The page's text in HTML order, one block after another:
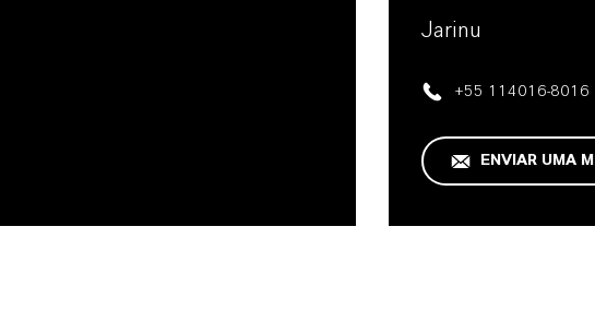
Jarinu
+55 114016-8016
ENVIAR UMA